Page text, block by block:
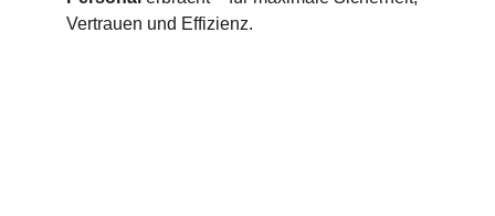
Vertrauen und Effizienz.